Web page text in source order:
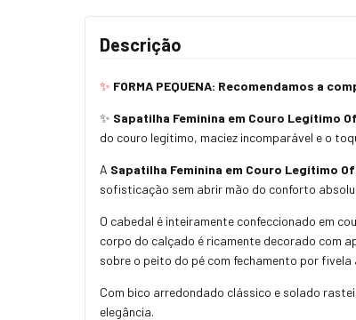
Descrição
✨ FORMA PEQUENA: Recomendamos a
✨ Sapatilha Feminina em Couro Legítimo
do couro legítimo, maciez incomparável e o
A Sapatilha Feminina em Couro Legítimo
sofisticação sem abrir mão do conforto
O cabedal é inteiramente confeccionado em
corpo do calçado é ricamente decorado com
sobre o peito do pé com fechamento por
Com bico arredondado clássico e solado
elegância.